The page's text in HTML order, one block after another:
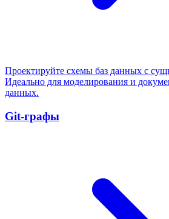
Проектируйте схемы баз данных с
Идеально для моделирования и
данных.
Git-графы